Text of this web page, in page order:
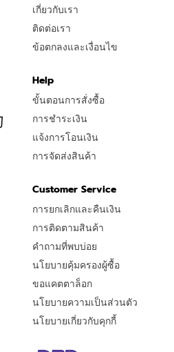
เกี่ยวกับเรา
ติดต่อเรา
ข้อตกลงและเงื่อนไข
Help
ขั้นตอนการสั่งซื้อ
การชำระเงิน
แจ้งการโอนเงิน
การจัดส่งสินค้า
Customer Service
การยกเลิกและคืนเงิน
การติดตามสินค้า
คำถามที่พบบ่อย
นโยบายคุ้มครองผู้ซื้อ
ขอแคตตาล็อก
นโยบายความเป็นส่วนตัว
นโยบายเกี่ยวกับคุกกี้